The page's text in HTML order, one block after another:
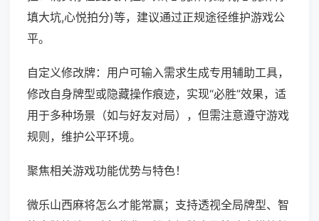
填大坑,心悦拍分)等，建议通过正规途径维护游戏公
平。
自定义修改牌：用户可输入需求生成专用辅助工具，
修改自身牌型或隐藏操作痕迹，实现“必胜”效果，适
用于多种场景（如与好友对局），但需注意遵守游戏
规则，维护公平环境。
聚焦相关游戏功能优势与特色！
微乐山西麻将怎么才能常赢；支持透视全局牌型、智